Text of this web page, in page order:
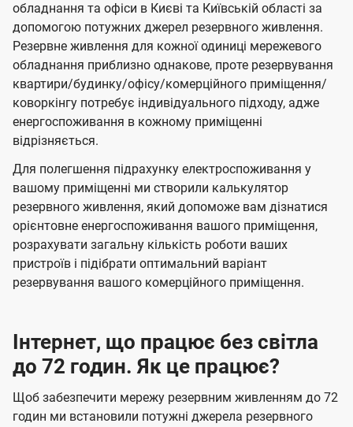
обладнання та офіси в Києві та Київській області за
допомогою потужних джерел резервного живлення.
Резервне живлення для кожної одиниці мережевого
обладнання приблизно однакове, проте резервування
квартири/будинку/офісу/комерційного приміщення/
коворкінгу потребує індивідуального підходу, адже
енергоспоживання в кожному приміщенні
відрізняється.
Для полегшення підрахунку електроспоживання у
вашому приміщенні ми створили калькулятор
резервного живлення, який допоможе вам дізнатися
орієнтовне енергоспоживання вашого приміщення,
розрахувати загальну кількість роботи ваших
пристроїв і підібрати оптимальний варіант
резервування вашого комерційного приміщення.
Інтернет, що працює без світла
до 72 годин. Як це працює?
Щоб забезпечити мережу резервним живленням до 72
годин ми встановили потужні джерела резервного